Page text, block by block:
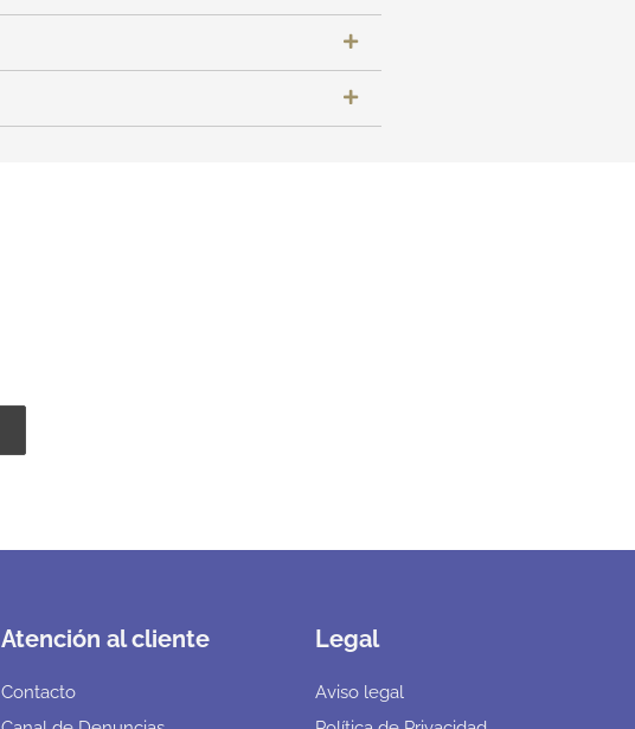
Atención al cliente
Contacto
Legal
Aviso legal